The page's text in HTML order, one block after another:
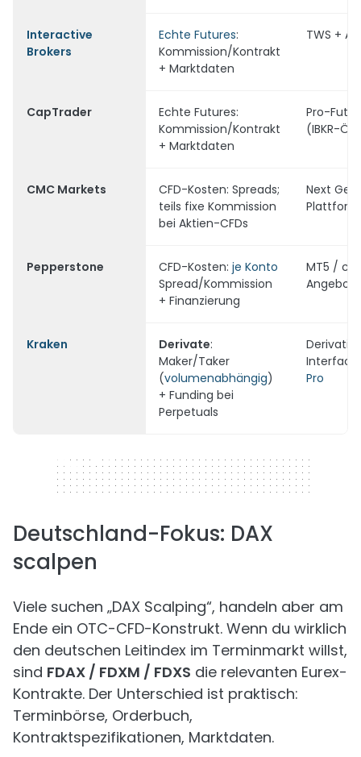
Interactive
Brokers
Echte Futures:
Kommission/Kontrakt
+ Marktdaten
TWS + API
CapTrader
Echte Futures:
Kommission/Kontrakt
+ Marktdaten
Pro-
(IBKR-
CMC Markets
CFD-Kosten: Spreads;
teils fixe Kommission
bei Aktien-CFDs
Next
Plattform
Pepperstone CFD-Kosten: je Konto
Spread/Kommission
+ Finanzierung
MT5 /
Angebot)
Kraken Derivate:
Maker/Taker
(volumenabhängig)
+ Funding bei
Perpetuals
Pro
320 x 50
Deutschland-Fokus: DAX
scalpen
Viele suchen „DAX Scalping“, handeln aber am
Ende ein OTC-CFD-Konstrukt. Wenn du wirklich
den deutschen Leitindex im Terminmarkt willst,
sind FDAX / FDXM / FDXS die relevanten Eurex-
Kontrakte. Der Unterschied ist praktisch:
Terminbörse, Orderbuch,
Kontraktspezifikationen, Marktdaten.